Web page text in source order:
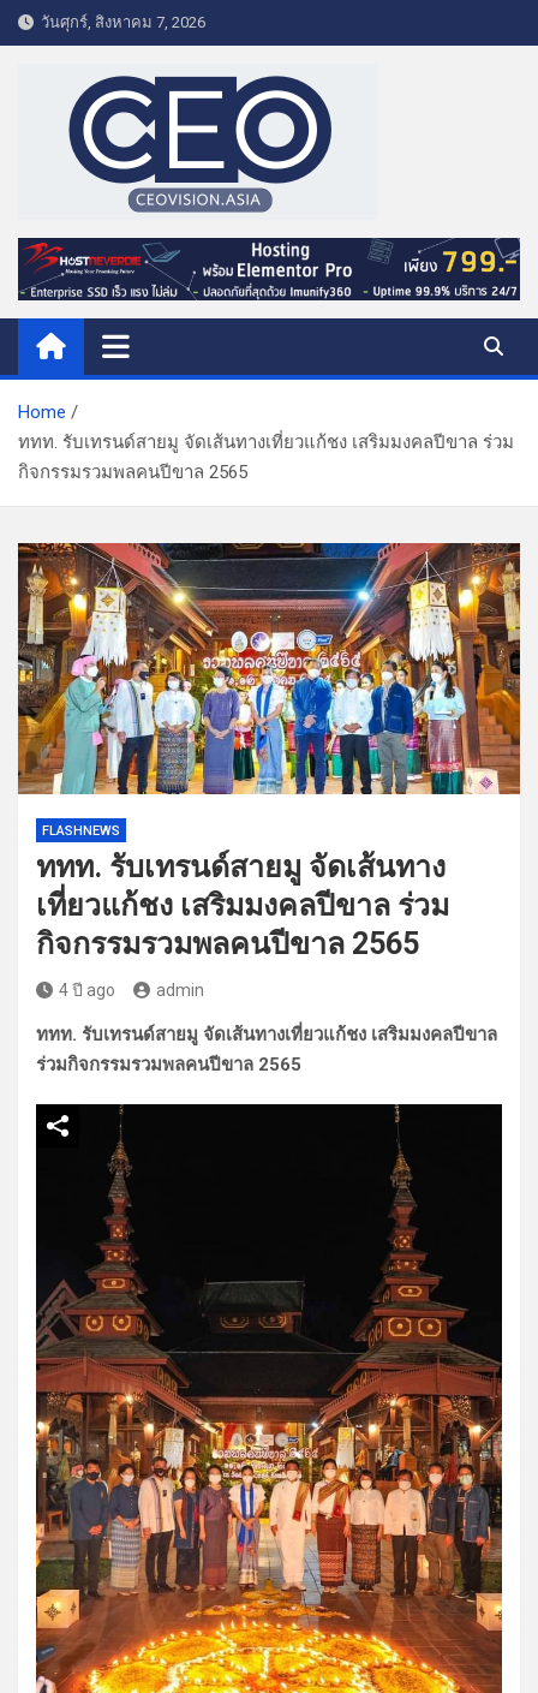
k
e
t
วันศุกร์, สิงหาคม 7, 2026
CEO VISION.ASIA
Business & Lifestyle
Home
ททท. รับเทรนด์สายมู จัดเส้นทางเที่ยวแก้ชง เสริมมงคลปีขาล ร่วม
กิจกรรมรวมพลคนปีขาล 2565
FLASHNEWS
ททท. รับเทรนด์สายมู จัดเส้นทาง
เที่ยวแก้ชง เสริมมงคลปีขาล ร่วม
กิจกรรมรวมพลคนปีขาล 2565
4 ปี ago admin
ททท. รับเทรนด์สายมู จัดเส้นทางเที่ยวแก้ชง เสริมมงคลปีขาล
ร่วมกิจกรรมรวมพลคนปีขาล 2565